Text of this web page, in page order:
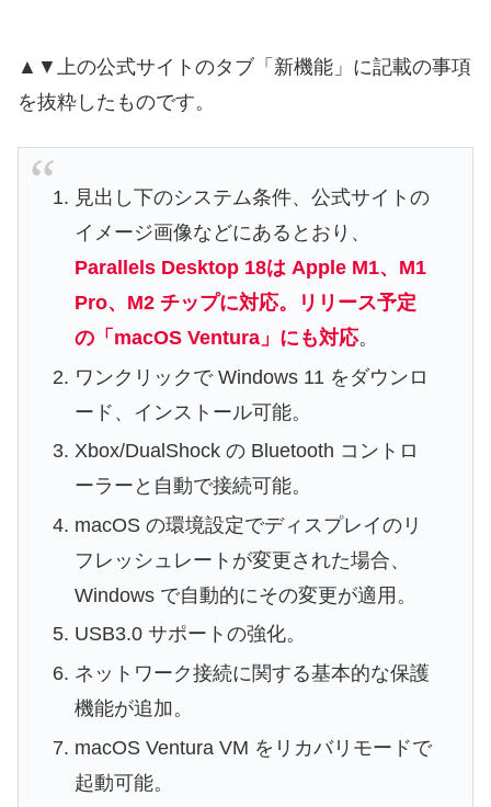
▲▼上の公式サイトのタブ「新機能」に記載の事項
を抜粋したものです。
見出し下のシステム条件、公式サイトの
イメージ画像などにあるとおり、
Parallels Desktop 18は Apple M1、M1
Pro、M2 チップに対応。リリース予定
の「macOS Ventura」にも対応。
ワンクリックで Windows 11 をダウンロ
ード、インストール可能。
Xbox/DualShock の Bluetooth コントロ
ーラーと自動で接続可能。
macOS の環境設定でディスプレイのリ
フレッシュレートが変更された場合、
Windows で自動的にその変更が適用。
USB3.0 サポートの強化。
ネットワーク接続に関する基本的な保護
機能が追加。
macOS Ventura VM をリカバリモードで
起動可能。